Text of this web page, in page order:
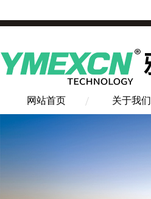
网站首页 关于我们